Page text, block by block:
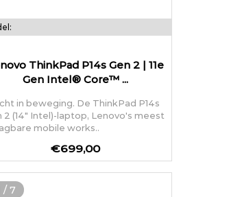
ThinkPad P14s Gen 2 | 11e
Gen Intel® Core™ ...
in beweging. De ThinkPad P14s
2 (14" Intel)-laptop, Lenovo's meest
mobile works..
€699,00
/ 7